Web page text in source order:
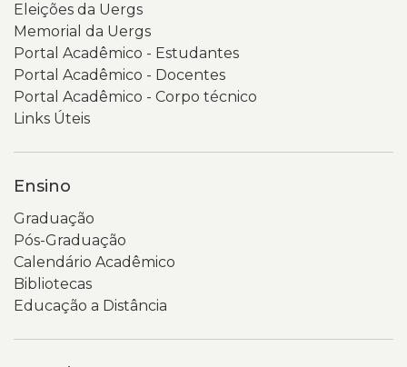
Eleições da Uergs
Memorial da Uergs
Portal Acadêmico - Estudantes
Portal Acadêmico - Docentes
Portal Acadêmico - Corpo técnico
Links Úteis
Ensino
Graduação
Pós-Graduação
Calendário Acadêmico
Bibliotecas
Educação a Distância